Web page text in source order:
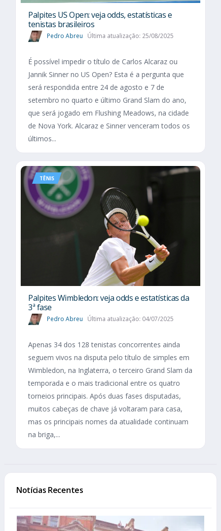
Palpites US Open: veja odds, estatísticas e
tenistas brasileiros
Pedro Abreu Última atualização: 25/08/2025
É possível impedir o título de Carlos Alcaraz ou
Jannik Sinner no US Open? Esta é a pergunta que
será respondida entre 24 de agosto e 7 de
setembro no quarto e último Grand Slam do ano,
que será jogado em Flushing Meadows, na cidade
de Nova York. Alcaraz e Sinner venceram todos os
últimos...
TÊNIS
Palpites Wimbledon: veja odds e estatísticas da
3ª fase
Pedro Abreu Última atualização: 04/07/2025
Apenas 34 dos 128 tenistas concorrentes ainda
seguem vivos na disputa pelo título de simples em
Wimbledon, na Inglaterra, o terceiro Grand Slam da
temporada e o mais tradicional entre os quatro
torneios principais. Após duas fases disputadas,
muitos cabeças de chave já voltaram para casa,
mas os principais nomes da atualidade continuam
na briga,...
Notícias Recentes